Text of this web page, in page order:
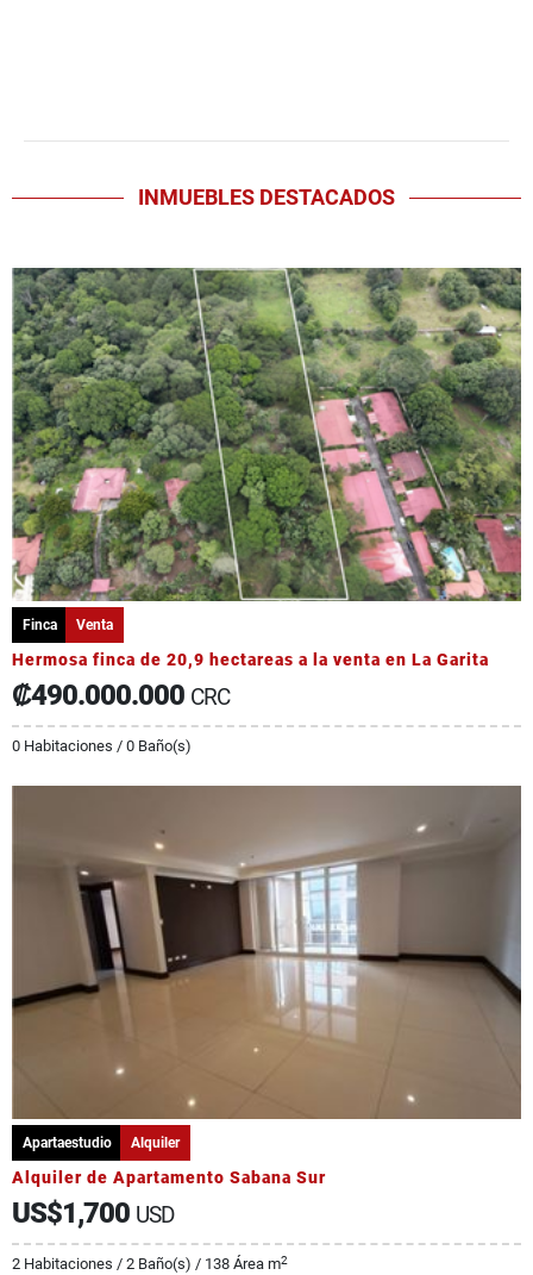
INMUEBLES DESTACADOS
Finca Venta
Hermosa finca de 20,9 hectareas a la venta en La Garita
₡490.000.000 CRC
0 Habitaciones / 0 Baño(s)
Apartaestudio Alquiler
Alquiler de Apartamento Sabana Sur
US$1,700 USD
2 Habitaciones / 2 Baño(s) / 138 Área m2